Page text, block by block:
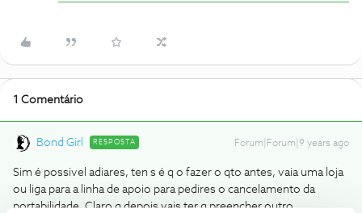
1 Comentário
Bond Girl RESPOSTA Forum|Forum|9 years ago
Sim é possivel adiares, ten s é q o fazer o qto antes, vaia uma loja
ou liga para a linha de apoio para pedires o cancelamento da
portabilidade. Claro q depois vais ter q preencher outro